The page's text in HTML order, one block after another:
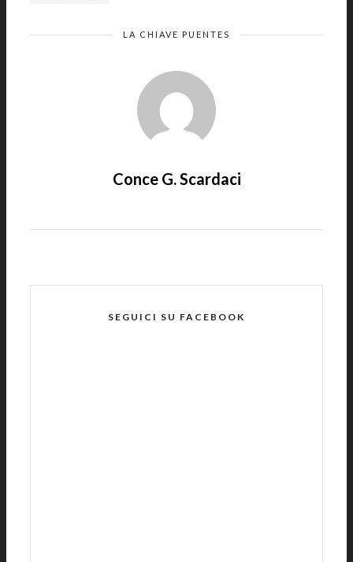
LA CHIAVE PUENTES
Conce G. Scardaci
SEGUICI SU FACEBOOK